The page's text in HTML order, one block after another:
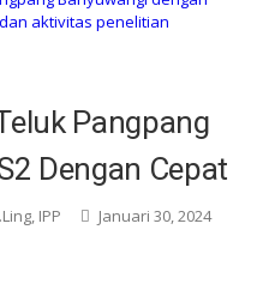
Pangpang
Dengan Cepat
IPP
Januari 30, 2024